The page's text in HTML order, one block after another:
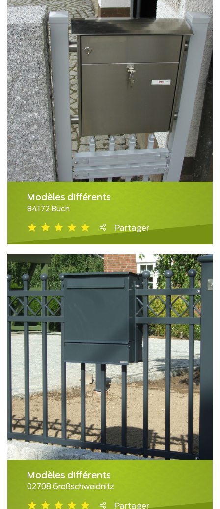
Modèles différents
84172 Buch
Partager
Modèles différents
02708 Großschweidnitz
Partager